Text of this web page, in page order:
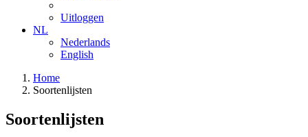
Uitloggen
NL
Nederlands
English
Home
Soortenlijsten
Soortenlijsten